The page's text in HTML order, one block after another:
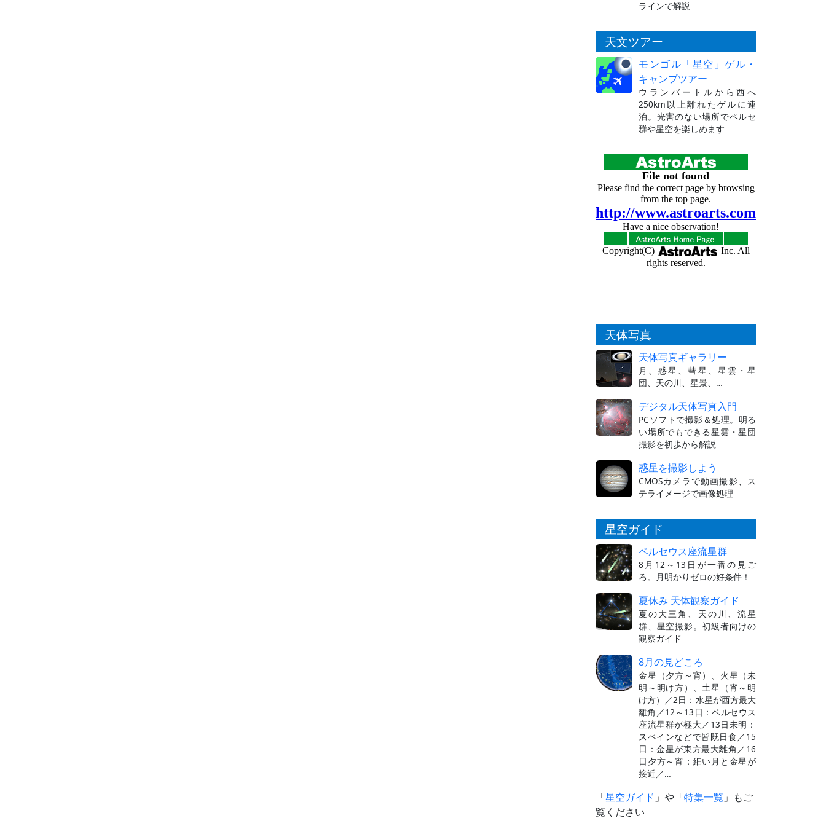
ラインで解説
天文ツアー
モンゴル「星空」ゲル・
キャンプツアー
ウランバートルから西へ
250km以上離れたゲルに連
泊。光害のない場所でペルセ
群や星空を楽しめます
天体写真
天体写真ギャラリー
月、惑星、彗星、星雲・星
団、天の川、星景、…
デジタル天体写真入門
PCソフトで撮影＆処理。明る
い場所でもできる星雲・星団
撮影を初歩から解説
惑星を撮影しよう
CMOSカメラで動画撮影、ス
テライメージで画像処理
星空ガイド
ペルセウス座流星群
8月12～13日が一番の見ご
ろ。月明かりゼロの好条件！
夏休み 天体観察ガイド
夏の大三角、天の川、流星
群、星空撮影。初級者向けの
観察ガイド
8月の見どころ
金星（夕方～宵）、火星（未
明～明け方）、土星（宵～明
け方）／2日：水星が西方最大
離角／12～13日：ペルセウス
座流星群が極大／13日未明：
スペインなどで皆既日食／15
日：金星が東方最大離角／16
日夕方～宵：細い月と金星が
接近／…
「星空ガイド 」や「特集一覧 」もご
覧ください